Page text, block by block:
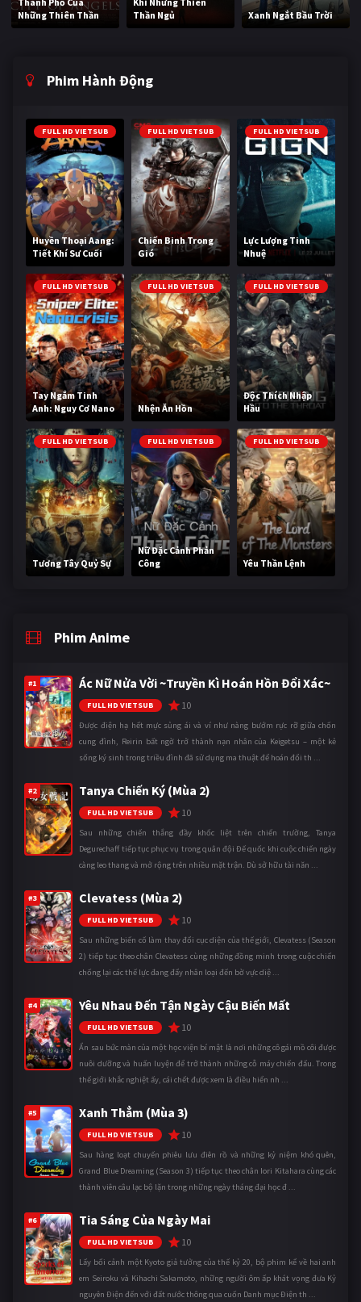
Những Thiên Thần
Thần Ngủ
Xanh Ngắt Bầu Trời
Phim Hành Động
FULL HD VIETSUB
Huyền Thoại Aang:
Tiết Khí Sư Cuối
Cùng
FULL HD VIETSUB
Chiến Binh Trong
Gió
FULL HD VIETSUB
Lực Lượng Tinh
Nhuệ
FULL HD VIETSUB
Tay Ngắm Tinh
Anh: Nguy Cơ Nano
FULL HD VIETSUB
Nhện Ăn Hồn
FULL HD VIETSUB
Độc Thích Nhập
Hầu
FULL HD VIETSUB
Tương Tây Quỷ Sự
FULL HD VIETSUB
Nữ Đặc Cảnh Phản
Công
FULL HD VIETSUB
Yêu Thần Lệnh
Phim Anime
#1 Ác Nữ Nửa Vời ~Truyền Kì Hoán Hồn Đổi Xác~
FULL HD VIETSUB 10
Được điện hạ hết mực sủng ái và ví như nàng bướm rực rỡ giữa chốn
cung đình, Reirin bất ngờ trở thành nạn nhân của Keigetsu – một kẻ
sống ký sinh trong triều đình đã sử dụng ma thuật để hoán đổi th ...
#2 Tanya Chiến Ký (Mùa 2)
FULL HD VIETSUB 10
Sau những chiến thắng đầy khốc liệt trên chiến trường, Tanya
Degurechaff tiếp tục phục vụ trong quân đội Đế quốc khi cuộc chiến ngày
càng leo thang và mở rộng trên nhiều mặt trận. Dù sở hữu tài năn ...
#3 Clevatess (Mùa 2)
FULL HD VIETSUB 10
Sau những biến cố làm thay đổi cục diện của thế giới, Clevatess (Season
2) tiếp tục theo chân Clevatess cùng những đồng minh trong cuộc chiến
chống lại các thế lực đang đẩy nhân loại đến bờ vực diệ ...
#4 Yêu Nhau Đến Tận Ngày Cậu Biến Mất
FULL HD VIETSUB 10
Ẩn sau bức màn của một học viện bí mật là nơi những cô gái mồ côi được
nuôi dưỡng và huấn luyện để trở thành những cỗ máy chiến đấu. Trong
thế giới khắc nghiệt ấy, cái chết được xem là điều hiển nh ...
#5 Xanh Thẳm (Mùa 3)
FULL HD VIETSUB 10
Sau hàng loạt chuyến phiêu lưu điên rồ và những kỷ niệm khó quên,
Grand Blue Dreaming (Season 3) tiếp tục theo chân Iori Kitahara cùng các
thành viên câu lạc bộ lặn trong những ngày tháng đại học đ ...
#6 Tia Sáng Của Ngày Mai
FULL HD VIETSUB 10
Lấy bối cảnh một Kyoto giả tưởng của thế kỷ 20, bộ phim kể về hai anh
em Seiroku và Kihachi Sakamoto, những người ôm ấp khát vọng đưa Kỷ
nguyên Điện đến với đất nước thông qua cuốn Danh mục Điện th ...